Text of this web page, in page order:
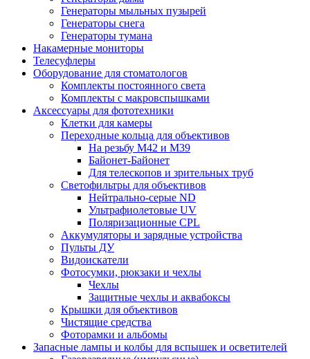
Генераторы мыльных пузырей
Генераторы снега
Генераторы тумана
Накамерные мониторы
Телесуфлеры
Оборудование для стоматологов
Комплекты постоянного света
Комплекты с макровспышками
Аксессуары для фототехники
Клетки для камеры
Переходные кольца для объективов
На резьбу М42 и М39
Байонет-Байонет
Для телескопов и зрительных труб
Светофильтры для объективов
Нейтрально-серые ND
Ультрафиолетовые UV
Поляризационные CPL
Аккумуляторы и зарядные устройства
Пульты ДУ
Видоискатели
Фотосумки, рюкзаки и чехлы
Чехлы
Защитные чехлы и аквабоксы
Крышки для объективов
Чистящие средства
Фоторамки и альбомы
Запасные лампы и колбы для вспышек и осветителей